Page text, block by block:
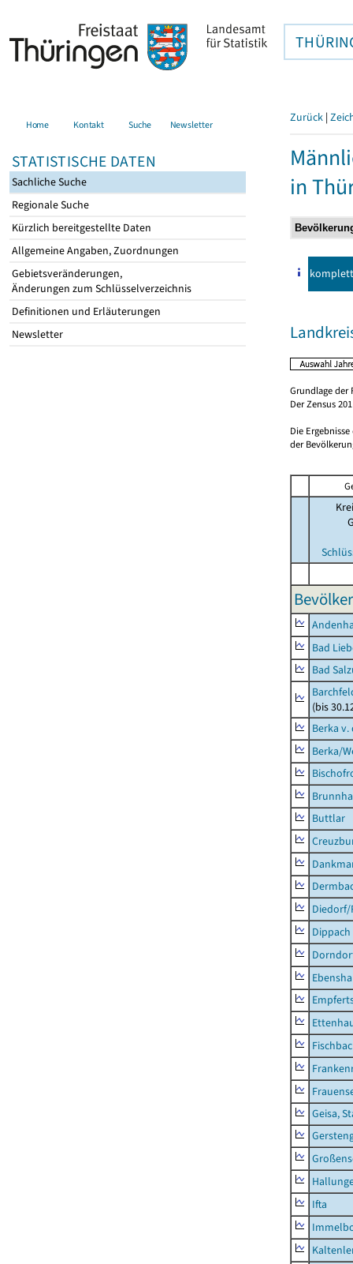
Home Kontakt Suche Newsletter
STATISTISCHE DATEN
Sachliche Suche
Regionale Suche
Kürzlich bereitgestellte Daten
Allgemeine Angaben, Zuordnungen
Gebietsveränderungen,
Änderungen zum Schlüsselverzeichnis
Definitionen und Erläuterungen
Newsletter
Zurück |
in
komplett
Grundlage der
Der Zensus
Die
der
Bad
Bad
(bis
Berka v.
Berka/
Buttlar
Dippach
Geisa,
Ifta